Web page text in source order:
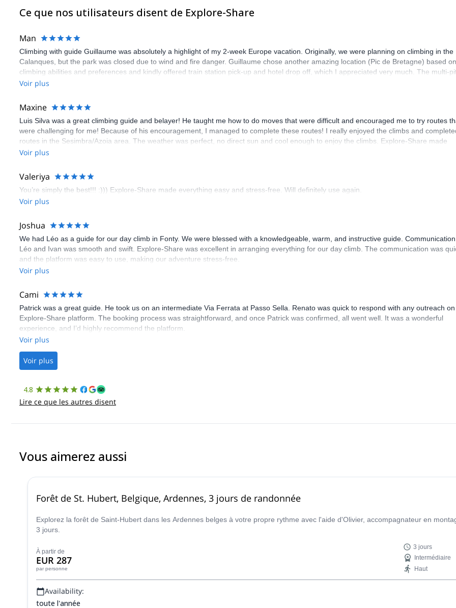
Ce que nos utilisateurs disent de Explore-Share
Man
Climbing with guide Guillaume was absolutely a highlight of my 2-week Europe vacation. Originally, we were planning on climbing in the
Calanques, but the park was closed due to wind and fire danger. Guillaume chose another amazing location (Pic de Bretagne) based
climbing abilities and preferences and kindly offered train station pick-up and hotel drop off, which I appreciated very much. The multi-
route we did was not only fun but also the right amount of challenge, which I thoroughly enjoyed. The communication from the team
Voir plus
Maxine
Luis Silva was a great climbing guide and belayer! He taught me how to do moves that were difficult and encouraged me to try routes
were challenging for me! Because of his encouragement, I managed to complete these routes! I really enjoyed the climbs and
routes in the Sesimbra/Azoia area. The weather was perfect, no direct sun and cool enough to enjoy the climbs. Explore-Share made
booking an outdoor climbing experience in Lisbon extremely easy. Luis, our guide, was fantastic, and the platform’s organization was
Voir plus
Valeriya
You’re simply the best!!! :))) Explore-Share made everything easy and stress-free. Will definitely use again.
Voir plus
Joshua
We had Léo as a guide for our day climb in Fonty. We were blessed with a knowledgeable, warm, and instructive guide.
Léo and Ivan was smooth and swift. Explore-Share was excellent in arranging everything for our day climb. The communication was
and the platform was easy to use, making our adventure stress-free.
Voir plus
Cami
Patrick was a great guide. He took us on an intermediate Via Ferrata at Passo Sella. Renato was quick to respond with any outreach
Explore-Share platform. The booking process was straightforward, and once Patrick was confirmed, all went well. It was a wonderful
experience, and I’d highly recommend the platform.
Voir plus
Voir plus
4.8
Lire ce que les autres disent
Vous aimerez aussi
Forêt de St. Hubert, Belgique, Ardennes, 3 jours de randonnée
Explorez la forêt de Saint-Hubert dans les Ardennes belges à votre propre rythme avec l'aide d'Olivier, accompagnateur en
3 jours.
À partir de
EUR 287
par personne
3 jours
Intermédiaire
Haut
Availability:
toute l'année